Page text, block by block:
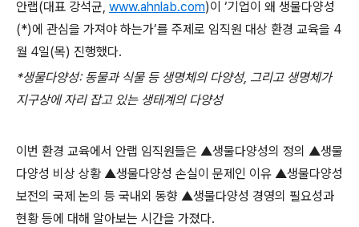
안랩(대표 강석균, www.ahnlab.com)이 ‘기업이 왜 생물다양성
(*)에 관심을 가져야 하는가’를 주제로 임직원 대상 환경 교육을 4
월 4일(목) 진행했다.
*생물다양성: 동물과 식물 등 생명체의 다양성, 그리고 생명체가
지구상에 자리 잡고 있는 생태계의 다양성
이번 환경 교육에서 안랩 임직원들은 ▲생물다양성의 정의 ▲생물
다양성 비상 상황 ▲생물다양성 손실이 문제인 이유 ▲생물다양성
보전의 국제 논의 등 국내외 동향 ▲생물다양성 경영의 필요성과
현황 등에 대해 알아보는 시간을 가졌다.